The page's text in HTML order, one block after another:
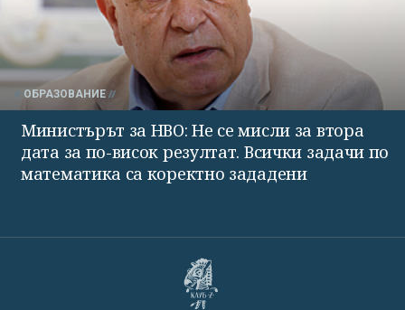
ОБРАЗОВАНИЕ
Министърът за НВО: Не се мисли за втора
дата за по-висок резултат. Всички задачи по
математика са коректно зададени